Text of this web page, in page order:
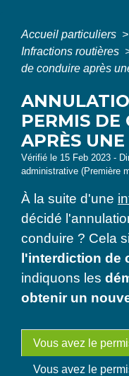
Accueil particuliers >
Infractions routières
de conduire après
PERMIS DE
APRÈS
Vérifié le 15 Feb 2023 -
administrative (Première
À la suite d'une
décidé
conduire ? Cela
l'interdiction de
indiquons les
obtenir un
Vous avez le
Vous avez le